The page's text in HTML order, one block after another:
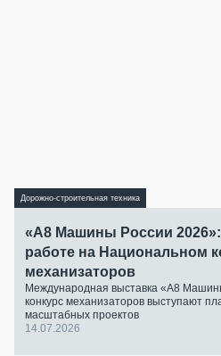
Дорожно-строительная техника
«А8 Машины России 2026»:
работе на Национальном
механизаторов
Международная выставка «А8
конкурс механизаторов выступают
масштабных проектов
14.07.2026